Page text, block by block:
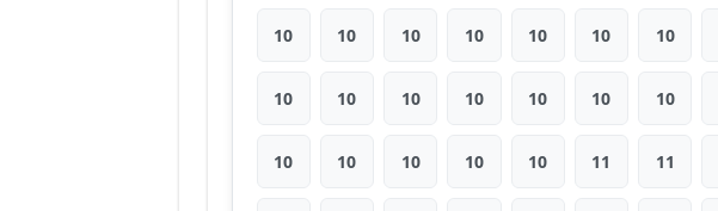
10 10 10 10 10 10 10
10 10 10 10 10 10 10
10 10 10 10 10 11 11